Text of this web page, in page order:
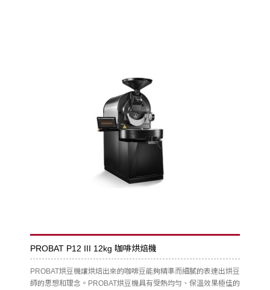
PROBAT P12 III 12kg 咖啡烘焙機
PROBAT烘豆機讓烘焙出來的咖啡豆能夠精準而細膩的表達出烘豆
師的思想和理念。PROBAT烘豆機具有受熱均勻、保溫效果極佳的